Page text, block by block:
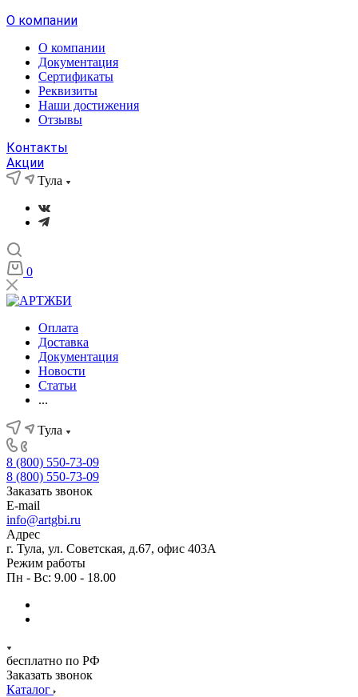
О компании
О компании
Документация
Сертификаты
Реквизиты
Наши достижения
Отзывы
Контакты
Акции
Тула
0
Оплата
Доставка
Документация
Новости
Статьи
...
Тула
8 (800) 550-73-09
8 (800) 550-73-09
Заказать звонок
E-mail
info@artgbi.ru
Адрес
г. Тула, ул. Советская, д.67, офис 403А
Режим работы
Пн - Вс: 9.00 - 18.00
бесплатно по РФ
Заказать звонок
Каталог